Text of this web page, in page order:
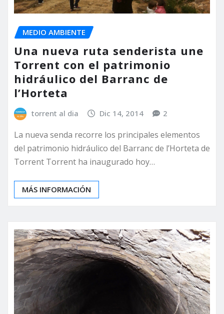
MEDIO AMBIENTE
Una nueva ruta senderista une
Torrent con el patrimonio
hidráulico del Barranc de
l’Horteta
torrent al dia Dic 14, 2014 2
La nueva senda recorre los principales elementos
del patrimonio hidráulico del Barranc de l’Horteta de
Torrent Torrent ha inaugurado hoy…
MÁS INFORMACIÓN